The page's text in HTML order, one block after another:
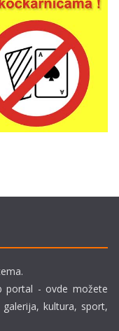
portal - ovde možete
kultura, sport,